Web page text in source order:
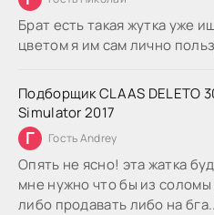
Брат есть такая жутка уже
цветом я им сам лично
Подборщик CLAAS DELETO
Simulator 2017
Г Гость Andrey
Опять не ясно! эта жатка
мне нужно что бы из соломы
либо продавать либо на